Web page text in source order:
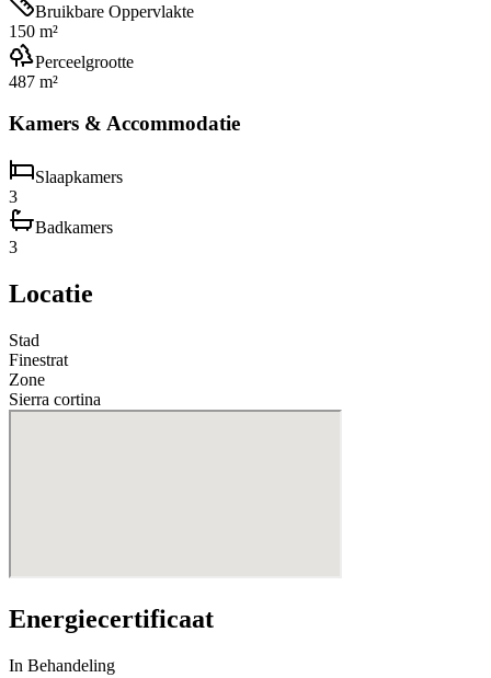
Bruikbare Oppervlakte
150 m²
Perceelgrootte
487 m²
Kamers & Accommodatie
Slaapkamers
3
Badkamers
3
Locatie
Stad
Finestrat
Zone
Sierra cortina
Energiecertificaat
In Behandeling